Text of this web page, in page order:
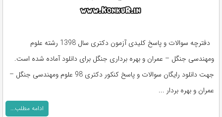
دفترچه سوالات و پاسخ کلیدی آزمون دکتری سال 1398 رشته علوم
ومهندسی جنگل – عمران و بهره برداری جنگل برای دانلود آماده شده است.
جهت دانلود رایگان سوالات و پاسخ کنکور دکتری 98 علوم ومهندسی جنگل –
عمران و بهره بردار ...
ادامه مطلب...